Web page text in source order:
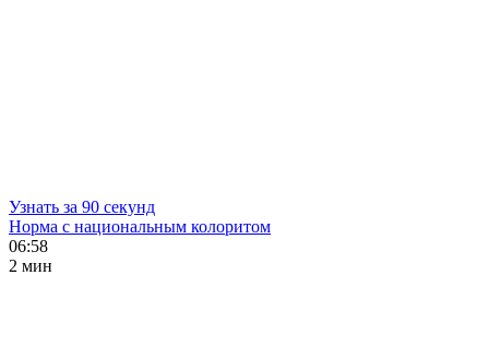
Узнать за 90 секунд
Норма с национальным колоритом
06:58
2 мин